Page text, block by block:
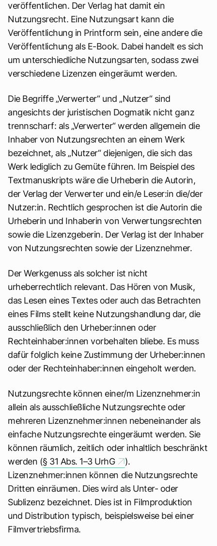
veröffentlichen. Der Verlag hat damit ein
Nutzungsrecht. Eine Nutzungsart kann die
Veröffentlichung in Printform sein, eine andere die
Veröffentlichung als E-Book. Dabei handelt es sich
um unterschiedliche Nutzungsarten, sodass zwei
verschiedene Lizenzen eingeräumt werden.
Die Begriffe „Verwerter“ und „Nutzer“ sind
angesichts der juristischen Dogmatik nicht ganz
trennscharf: als „Verwerter“ werden allgemein die
Inhaber von Nutzungsrechten an einem Werk
bezeichnet, als „Nutzer“ diejenigen, die sich das
Werk lediglich zu Gemüte führen. Im Beispiel des
Textmanuskripts wäre die Urheberin die Autorin,
der Verlag der Verwerter und ein/e Leser:in die/der
Nutzer:in. Rechtlich gesprochen ist die Autorin die
Urheberin und Inhaberin von Verwertungsrechten
sowie die Lizenzgeberin. Der Verlag ist der Inhaber
von Nutzungsrechten sowie der Lizenznehmer.
Der Werkgenuss als solcher ist nicht
urheberrechtlich relevant. Das Hören von Musik,
das Lesen eines Textes oder auch das Betrachten
eines Films stellt keine Nutzungshandlung dar, die
ausschließlich den Urheber:innen oder
Rechteinhaber:innen vorbehalten bliebe. Es muss
dafür folglich keine Zustimmung der Urheber:innen
oder der Rechteinhaber:innen eingeholt werden.
Nutzungsrechte können einer/m Lizenznehmer:in
allein als ausschließliche Nutzungsrechte oder
mehreren Lizenznehmer:innen nebeneinander als
einfache Nutzungsrechte eingeräumt werden. Sie
können räumlich, zeitlich oder inhaltlich beschränkt
werden (§ 31 Abs. 1–3 UrhG
).
Lizenznehmer:innen können die Nutzungsrechte
Dritten einräumen. Dies wird als Unter- oder
Sublizenz bezeichnet. Dies ist in Filmproduktion
und Distribution typisch, beispielsweise bei einer
Filmvertriebsfirma.